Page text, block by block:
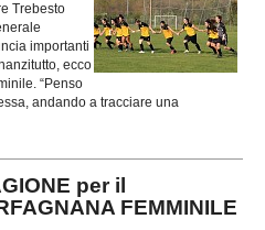
Trebesto
importanti
ecco
“Penso
andando a tracciare una
per il
FEMMINILE